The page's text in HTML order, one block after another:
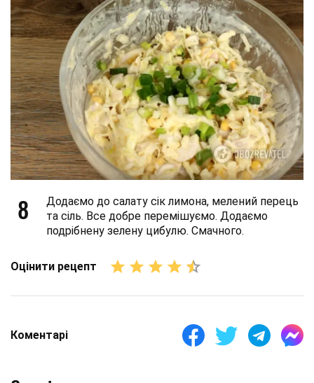
8
Додаємо до салату сік лимона, мелений перець
та сіль. Все добре перемішуємо. Додаємо
подрібнену зелену цибулю. Смачного.
Оцінити рецепт
Коментарі